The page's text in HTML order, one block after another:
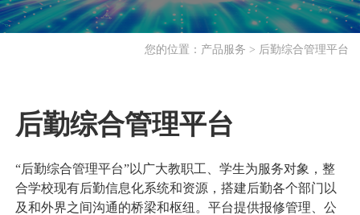
招生迎新
招生综合服务平台 招生云服务
迎新综合服务平台
餐饮管理系统
人事管理系统 更多>>
出国留学管理平台 来华留学生教学管
就业综合服务平台 学生综合服务平台
支撑平台
您的位置： 产品服务 后勤综合管理平台
后勤综合管理平台
“后勤综合管理平台”以广大教职工、学生为服务对象，整
合学校现有后勤信息化系统和资源，搭建后勤各个部门以
及和外界之间沟通的桥梁和枢纽。平台提供报修管理、公